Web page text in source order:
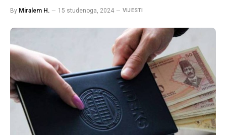
By Miralem H. 15 studenoga, 2024 VIJESTI